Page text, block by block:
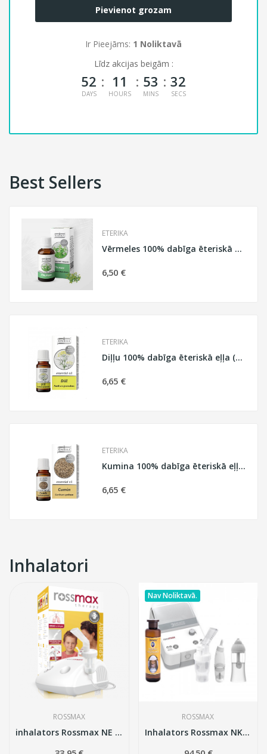
Pievienot grozam
1 Noliktavā
Līdz akcijas beigām :
53
MINS
31
SECS
Best Sellers
ETERIKA
Vērmeles 100% dabīga ēteriskā eļļa Eterika, 10 ml
6,50 €
ETERIKA
Diļļu 100% dabīga ēteriskā eļļa (Anethum...
6,65 €
ETERIKA
Kumina 100% dabīga ēteriskā eļļa Eterika, 10 ml
6,65 €
Inhalatori
ROSSMAX
inhalators Rossmax NE 100
Nav Noliktavā.
ROSSMAX
Inhalators Rossmax NK1000